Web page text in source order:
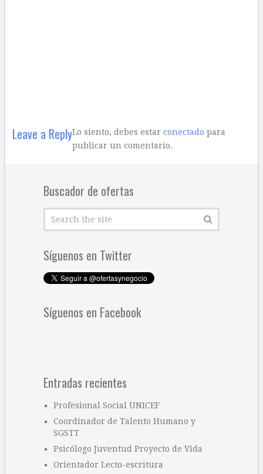
Leave a ReplyLo siento, debes estar conectado para
publicar un comentario.
Buscador de ofertas
Síguenos en Twitter
Síguenos en Facebook
Entradas recientes
Profesional Social UNICEF
Coordinador de Talento Humano y
SGSTT
Psicólogo Juventud Proyecto de Vida
Orientador Lecto-escritura